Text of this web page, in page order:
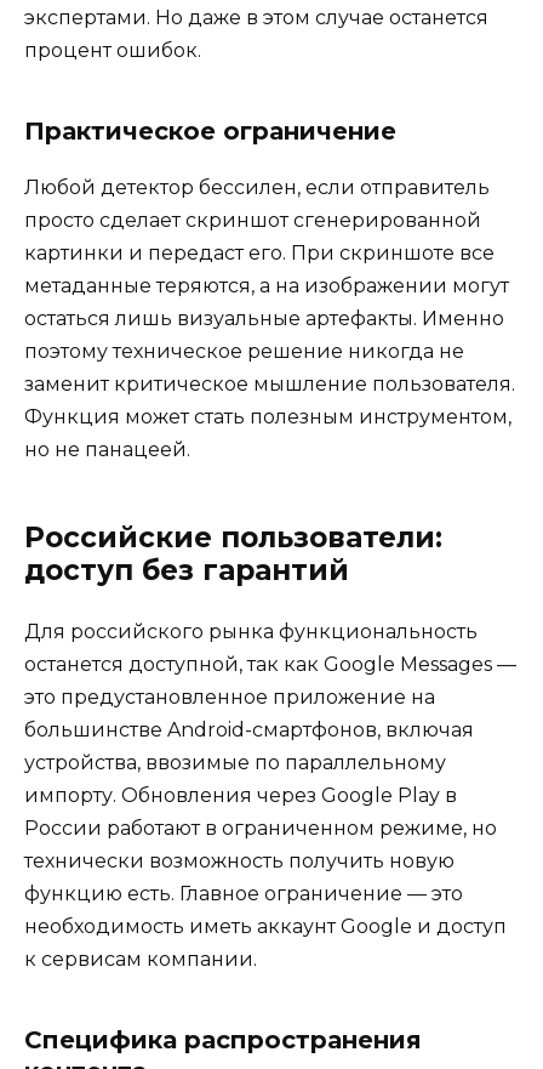
экспертами. Но даже в этом случае останется
процент ошибок.
Практическое ограничение
Любой детектор бессилен, если отправитель
просто сделает скриншот сгенерированной
картинки и передаст его. При скриншоте все
метаданные теряются, а на изображении могут
остаться лишь визуальные артефакты. Именно
поэтому техническое решение никогда не
заменит критическое мышление пользователя.
Функция может стать полезным инструментом,
но не панацеей.
Российские пользователи:
доступ без гарантий
Для российского рынка функциональность
останется доступной, так как Google Messages —
это предустановленное приложение на
большинстве Android-смартфонов, включая
устройства, ввозимые по параллельному
импорту. Обновления через Google Play в
России работают в ограниченном режиме, но
технически возможность получить новую
функцию есть. Главное ограничение — это
необходимость иметь аккаунт Google и доступ
к сервисам компании.
Специфика распространения